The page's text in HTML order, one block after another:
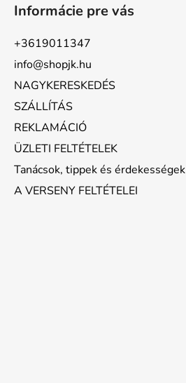
Informácie pre vás
+3619011347
info@shopjk.hu
NAGYKERESKEDÉS
SZÁLLÍTÁS
REKLAMÁCIÓ
ÜZLETI FELTÉTELEK
Tanácsok, tippek és érdekességek
A VERSENY FELTÉTELEI